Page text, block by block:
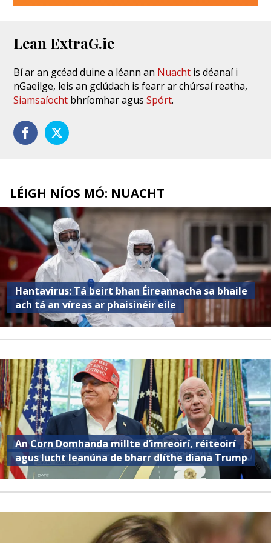
Lean ExtraG.ie
Bí ar an gcéad duine a léann an Nuacht is déanaí i
nGaeilge, leis an gclúdach is fearr ar chúrsaí reatha,
Siamsaíocht bhríomhar agusSpórt.
LÉIGH NÍOS MÓ: NUACHT
Hantavirus: Tá beirt bhan Éireannacha sa bhaile
ach tá an víreas ar phaisinéir eile
An Corn Domhanda millte d’imreoirí, réiteoirí
agus lucht leanúna de bharr dlíthe diana Trump